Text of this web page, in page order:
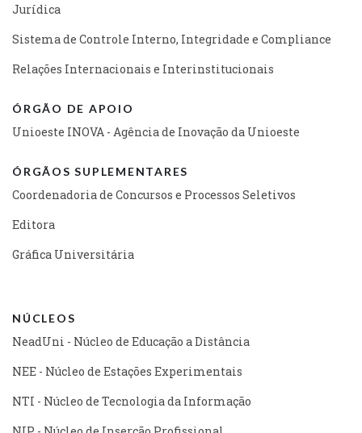
Jurídica
Sistema de Controle Interno, Integridade e Compliance
Relações Internacionais e Interinstitucionais
ÓRGÃO DE APOIO
Unioeste INOVA - Agência de Inovação da Unioeste
ÓRGÃOS SUPLEMENTARES
Coordenadoria de Concursos e Processos Seletivos
Editora
Gráfica Universitária
NÚCLEOS
NeadUni - Núcleo de Educação a Distância
NEE - Núcleo de Estações Experimentais
NTI - Núcleo de Tecnologia da Informação